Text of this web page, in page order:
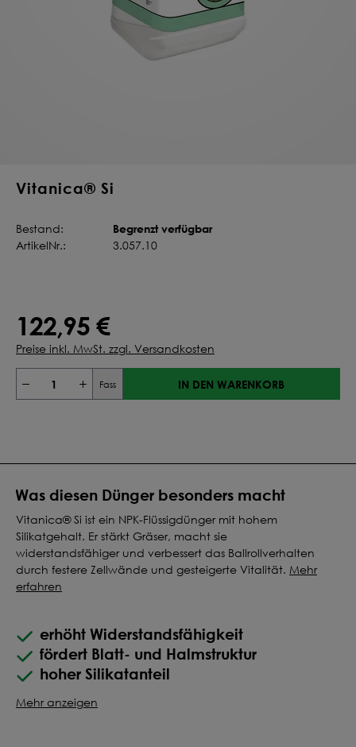
Vitanica® Si
Was diesen Dünger besonders macht
Vitanica® Si ist ein NPK-Flüssigdünger mit hohem
Silikatgehalt. Er stärkt Gräser, macht sie
widerstandsfähiger und verbessert das Ballrollverhalten
durch festere Zellwände und gesteigerte Vitalität. Mehr
erfahren
erhöht Widerstandsfähigkeit
fördert Blatt- und Halmstruktur
hoher Silikatanteil
Mehr anzeigen
122,95 €
Preise inkl. MwSt. zzgl. Versandkosten
Bestand: Begrenzt verfügbar
ArtikelNr.: 3.057.10
Fass IN DEN WARENKORB
Deine Saat-
konfigurieren